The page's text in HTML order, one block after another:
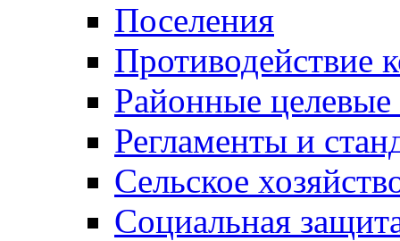
Поселения
Противодействие
Районные
Регламенты и
Сельское
Социальная